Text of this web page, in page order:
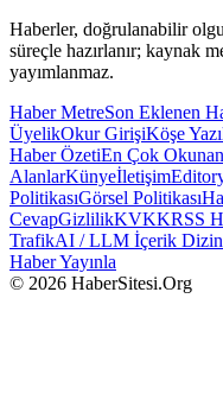
Haberler, doğrulanabilir
süreçle hazırlanır; kaynak
yayımlanmaz.
Haber MetreSon Eklenen
ÜyelikOkur GirişiKöşe
Haber ÖzetiEn Çok
AlanlarKünyeİletişim
PolitikasıGörsel Politikası
CevapGizlilikKVKKRSS
TrafikAI / LLM İçerik
Haber Yayınla
© 2026 HaberSitesi.Org